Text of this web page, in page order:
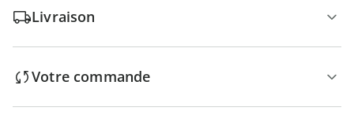
Livraison
Votre commande